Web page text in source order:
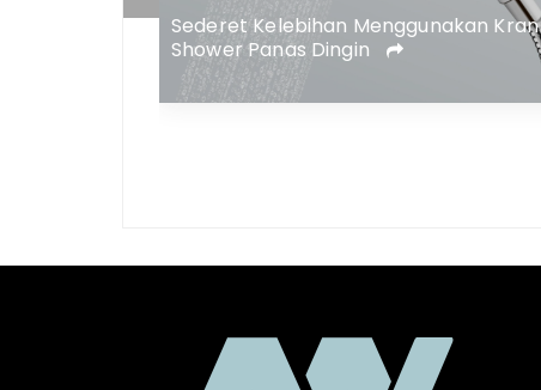
Sederet Kelebihan Menggunakan Kran
Shower Panas Dingin